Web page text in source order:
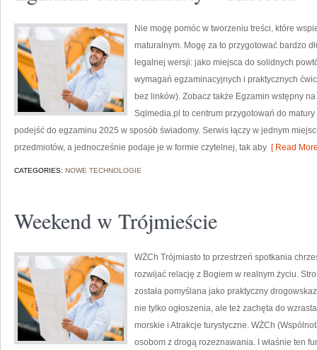
Nie mogę pomóc w tworzeniu treści, które
maturalnym. Mogę za to przygotować bardzo
legalnej wersji: jako miejsca do solidnych
wymagań egzaminacyjnych i praktycznych
bez linków). Zobacz także Egzamin wstępny
Sqlmedia.pl to centrum przygotowań do
podejść do egzaminu 2025 w sposób świadomy. Serwis łączy w jednym
przedmiotów, a jednocześnie podaje je w formie czytelnej, tak aby [ Read
CATEGORIES: NOWE TECHNOLOGIE
Weekend w Trójmieście
WŻCh Trójmiasto to przestrzeń spotkania
rozwijać relację z Bogiem w realnym życiu.
została pomyślana jako praktyczny
nie tylko ogłoszenia, ale też zachęta do
morskie i Atrakcje turystyczne. WŻCh
osobom z drogą rozeznawania. I właśnie ten